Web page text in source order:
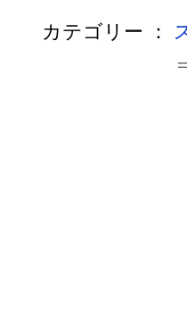
カテゴリー ：